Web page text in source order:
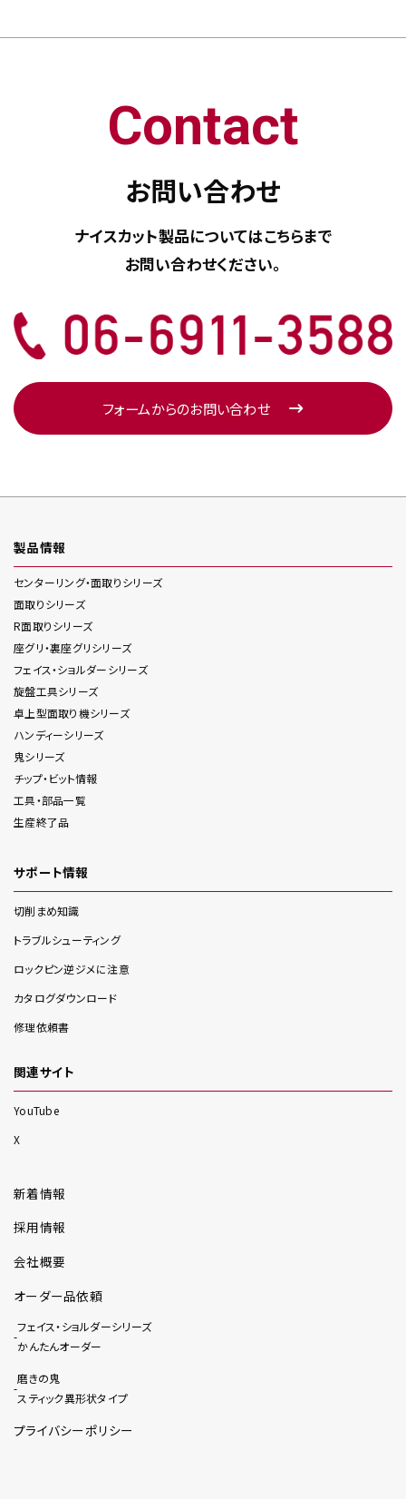
Contact
お問い合わせ
ナイスカット製品についてはこちらまで
お問い合わせください。
フォームからのお問い合わせ
製品情報
センターリング・面取りシリーズ
面取りシリーズ
R面取りシリーズ
座グリ・裏座グリシリーズ
フェイス・ショルダーシリーズ
旋盤工具シリーズ
卓上型面取り機シリーズ
ハンディーシリーズ
鬼シリーズ
チップ・ビット情報
工具・部品一覧
生産終了品
サポート情報
切削まめ知識
トラブルシューティング
ロックピン逆ジメに注意
カタログダウンロード
修理依頼書
関連サイト
YouTube
X
新着情報
採用情報
会社概要
オーダー品依頼
フェイス・ショルダーシリーズ
かんたんオーダー
磨きの鬼
スティック異形状タイプ
プライバシーポリシー